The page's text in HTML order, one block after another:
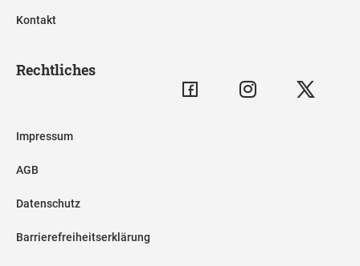
Kontakt
Rechtliches
Impressum
AGB
Datenschutz
Barrierefreiheitserklärung